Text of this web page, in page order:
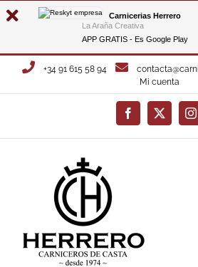
Carnicerias Herrero
La Araña Creativa
APP GRATIS - Es Google Play
Saltar
+34 91 615 58 94
Mi cuenta
Facebook
X